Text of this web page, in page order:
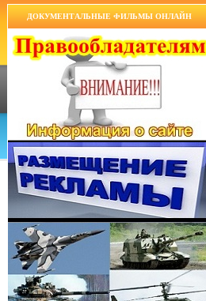
ДОКУМЕНТАЛЬНЫЕ ФИЛЬМЫ ОНЛАЙН